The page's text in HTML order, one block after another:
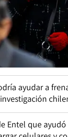
ayudar a
Entel que